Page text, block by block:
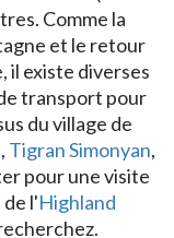
Comme la
et le retour
il existe diverses
transport pour
du village de
Tigran Simonyan,
pour une visite
l'Highland